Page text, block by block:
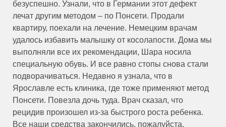
безуспешно. Узнали, что в Германии этот дефект
лечат другим методом – по Понсети. Продали
квартиру, поехали на лечение. Немецким врачам
удалось избавить малышку от косолапости. Дома мы
выполняли все их рекомендации, Шара носила
специальную обувь. И все равно стопы снова стали
подворачиваться. Недавно я узнала, что в
Ярославле есть клиника, где тоже применяют метод
Понсети. Повезла дочь туда. Врач сказал, что
рецидив произошел из-за быстрого роста ребенка.
Все наши средства закончились, пожалуйста,